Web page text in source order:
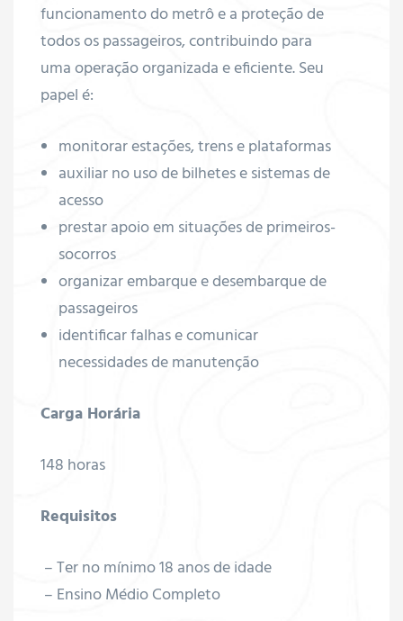
funcionamento do metrô e a proteção de
todos os passageiros, contribuindo para
uma operação organizada e eficiente. Seu
papel é:
monitorar estações, trens e plataformas
auxiliar no uso de bilhetes e sistemas de
acesso
prestar apoio em situações de primeiros-
socorros
organizar embarque e desembarque de
passageiros
identificar falhas e comunicar
necessidades de manutenção
Carga Horária
148 horas
Requisitos
– Ter no mínimo 18 anos de idade
– Ensino Médio Completo